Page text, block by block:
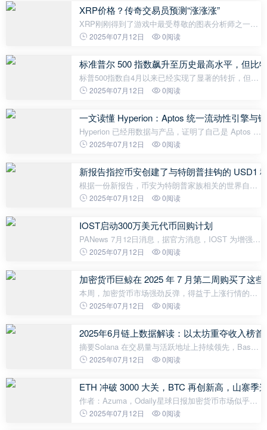
XRP价格？传奇交易员预测“涨涨涨”
XRP刚刚得到了游戏中最受尊敬的图表分析师之一的
绿灯，这位老练的交易员彼得·布兰特，以其数十年的
XRP的技术设置，他的判断简单而明
2025年07月12日 0阅读
标准普尔 500 指数飙升至历史最高水平，但比
标普500指数自4月以来已经实现了显著的转折，但其
表现仍然远远落后于BTC。
2025年07月12日 0阅读
一文读懂 Hyperion：Aptos 统一流动性引擎与
Hyperion 已经用数据与产品，证明了自己是 Aptos 上
最具韧性与生命力的金融基础设施构建者。为什么需
球链上交易引擎”的愿景，
2025年07月12日 0阅读
新报告指控币安创建了与特朗普挂钩的 USD1
根据一份新报告，币安为特朗普家族相关的世界自由
金融公司编写了新稳定币USD1的源代码。报告指称
币安创始人赵长鹏已驳斥了这些
2025年07月12日 0阅读
IOST启动300万美元代币回购计划
PANews 7月12日消息，据官方消息，IOST 为增强生
态系统长期稳健发展，已正式启动一项总额 300 万美
示，此次回购彰显了项目对长期价值
2025年07月12日 0阅读
加密货币巨鲸在 2025 年 7 月第二周购买了这
本周，加密货币市场强劲反弹，得益于上涨行情的动
力。比特币领涨，刚刚创下历史新高，并在整个市场
带动了其他资产，促使大型投资者在一
2025年07月12日 0阅读
2025年6月链上数据解读：以太坊重夺收入榜
摘要Solana 在交易量与活跃地址上持续领先，Base
紧追其后；以太坊则凭借高价值交互重夺手续费收入
DeFi 叙事，而 Base 虽短期回调
2025年07月12日 0阅读
ETH 冲破 3000 大关，BTC 再创新高，山寨季
作者：Azuma，Odaily星球日报加密货币市场似乎进
入了加速上冲的阶段，继前晚一夜大涨之后，昨日晚
2025年07月12日 0阅读